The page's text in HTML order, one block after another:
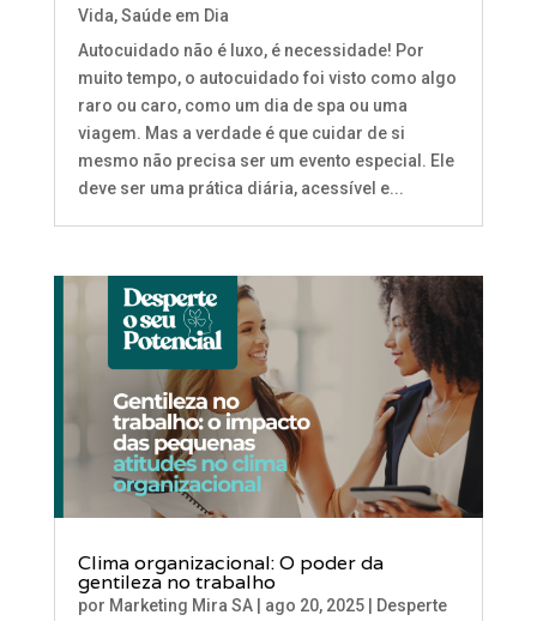
Vida,Saúde em Dia
Autocuidado não é luxo, é necessidade! Por
muito tempo, o autocuidado foi visto como algo
raro ou caro, como um dia de spa ou uma
viagem. Mas a verdade é que cuidar de si
mesmo não precisa ser um evento especial. Ele
deve ser uma prática diária, acessível e...
Clima organizacional: O poder da
gentileza no trabalho
por Marketing Mira SA| ago 20, 2025|
Desperte